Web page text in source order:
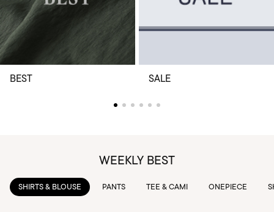
BEST SALE
WEEKLY BEST
PANTS TEE & CAMI ONEPIECE SKIRTS OUTWEAR